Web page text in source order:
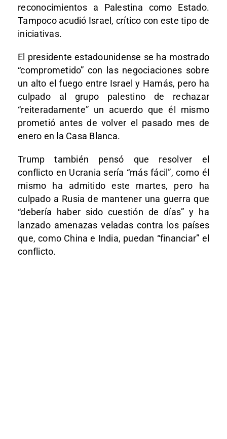
reconocimientos a Palestina como Estado.
Tampoco acudió Israel, crítico con este tipo de
iniciativas.
El presidente estadounidense se ha mostrado
“comprometido” con las negociaciones sobre
un alto el fuego entre Israel y Hamás, pero ha
culpado al grupo palestino de rechazar
“reiteradamente” un acuerdo que él mismo
prometió antes de volver el pasado mes de
enero en la Casa Blanca.
Trump también pensó que resolver el
conflicto en Ucrania sería “más fácil”, como él
mismo ha admitido este martes, pero ha
culpado a Rusia de mantener una guerra que
“debería haber sido cuestión de días” y ha
lanzado amenazas veladas contra los países
que, como China e India, puedan “financiar” el
conflicto.